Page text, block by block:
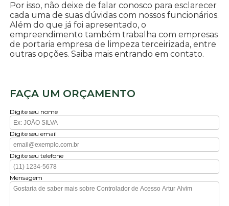
Por isso, não deixe de falar conosco para esclarecer
cada uma de suas dúvidas com nossos funcionários.
Além do que já foi apresentado, o
empreendimento também trabalha com empresas
de portaria empresa de limpeza terceirizada, entre
outras opções. Saiba mais entrando em contato.
FAÇA UM ORÇAMENTO
Digite seu nome
Digite seu email
Digite seu telefone
Mensagem